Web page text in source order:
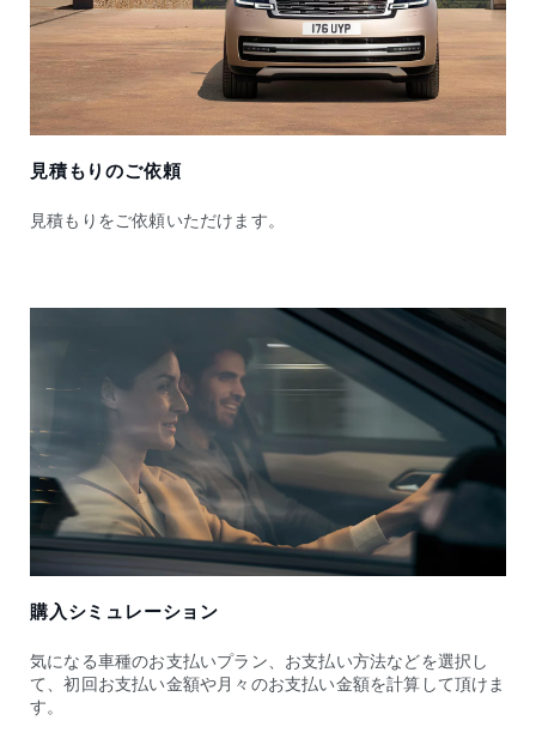
見積もりのご依頼
見積もりをご依頼いただけます。
購入シミュレーション
気になる車種のお支払いプラン、お支払い方法などを選択し
て、初回お支払い金額や月々のお支払い金額を計算して頂けま
す。